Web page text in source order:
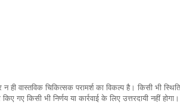
वास्तविक चिकित्सक परामर्श का विकल्प है। किसी भी
किसी भी निर्णय या कार्रवाई के लिए उत्तरदायी नहीं होगा।